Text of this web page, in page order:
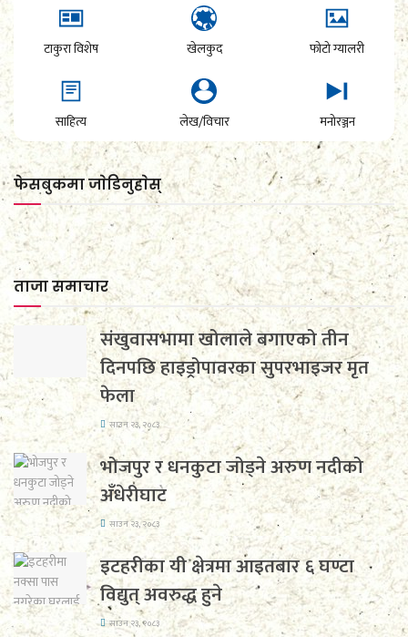
टाकुरा विशेष खेलकुद फोटो ग्यालरी
साहित्य लेख/विचार मनोरञ्जन
फेसबुकमा जाेडिनुहाेस्
ताजा समाचार
संखुवासभामा खोलाले बगाएको तीन
दिनपछि हाइड्रोपावरका सुपरभाइजर मृत
फेला
साउन २३, २०८३
भोजपुर र धनकुटा जोड्ने अरुण नदीको
अँधेरीघाट
साउन २३, २०८३
इटहरीका यी क्षेत्रमा आइतबार ६ घण्टा
विद्युत् अवरुद्ध हुने
साउन २३, २०८३